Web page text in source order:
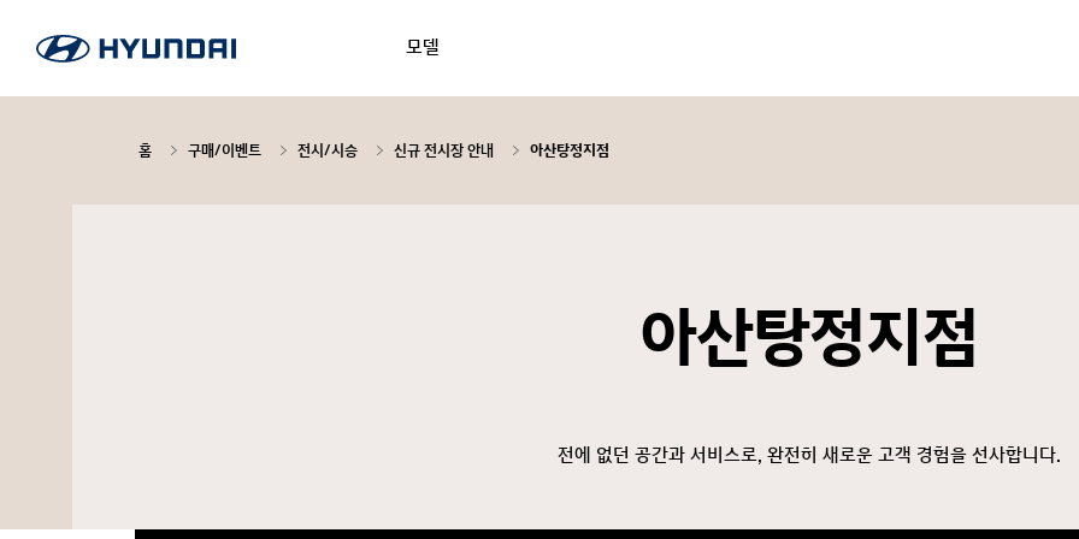
모델
홈 구매/이벤트 전시/시승 신규 전시장 안내 아산탕정지점
아산탕정지점
전에 없던 공간과 서비스로, 완전히 새로운 고객 경험을 선사합니다.